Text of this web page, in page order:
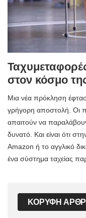
στον κόσμο
Μια νέα πρόκληση
γρήγορη αποστολή. Οι
απαιτούν να
δυνατό. Και είναι ότι
Amazon ή το αγγλικό
ένα σύστημα ταχείας
ΚΟΡΥΦΉ